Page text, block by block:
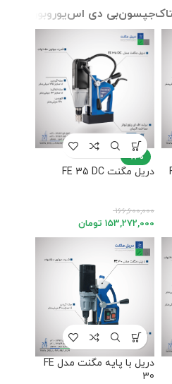
جپسونبی دی اسیوروبور
-8%
دریل مگنت FE 35 DC
166,600,000
153,272,000 تومان
دریل با پایه مگنت مدل FE
30